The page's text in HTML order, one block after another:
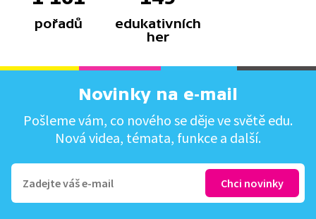
pořadů
edukativních
her
Novinky na e-mail
Pošleme vám, co nového se děje ve světě edu.
Nová videa, témata, funkce a další.